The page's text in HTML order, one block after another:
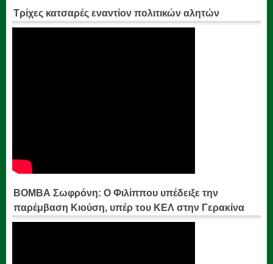
Τρίχες κατσαρές εναντίον πολιτικών αλητών
ΒΟΜΒΑ Σωφρόνη: Ο Φιλίππου υπέδειξε την
παρέμβαση Κιούση, υπέρ του ΚΕΛ στην Γερακίνα